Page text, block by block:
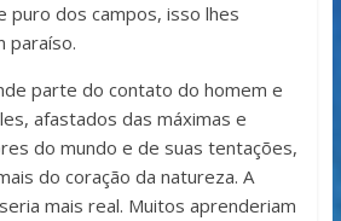
puro dos campos, isso lhes
paraíso.
parte do contato do homem e
afastados das máximas e
do mundo e de suas tentações,
do coração da natureza. A
mais real. Muitos aprenderiam